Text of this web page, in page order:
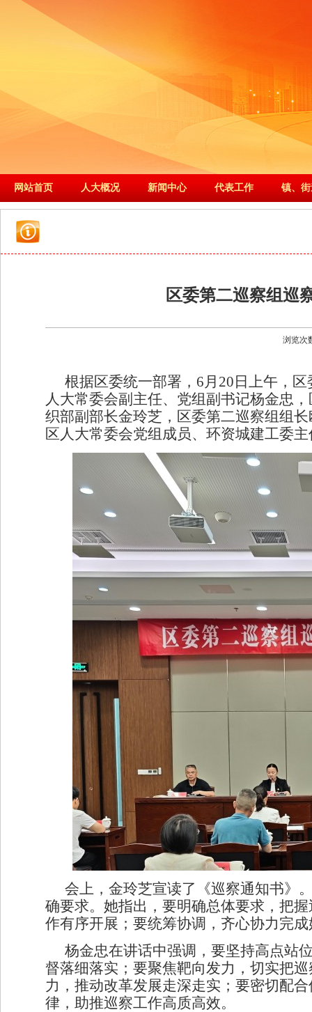
网站首页 人大概况 新闻中心 代表工作 镇、
区委第二巡察组巡
浏览次
根据区委统一部署， 6月 20 日上午，区
人大常委会副主任、党组副书记杨金忠
织部副部长金玲芝，区委第二巡察组组
区人大常委会党组成员、环资城建工委
会上，金玲芝宣读了 《巡察通知书》
确要求。 她指出，要明确总体要求，把
作有序开展 ； 要统筹协调，齐心协力完
杨金忠在讲话中强调，要坚持高点站
督落细落实 ； 要聚焦靶向发力，切实把
力 ， 推动改革发展走深走实 ； 要密切配
律 ， 助推巡察工作高质高效。